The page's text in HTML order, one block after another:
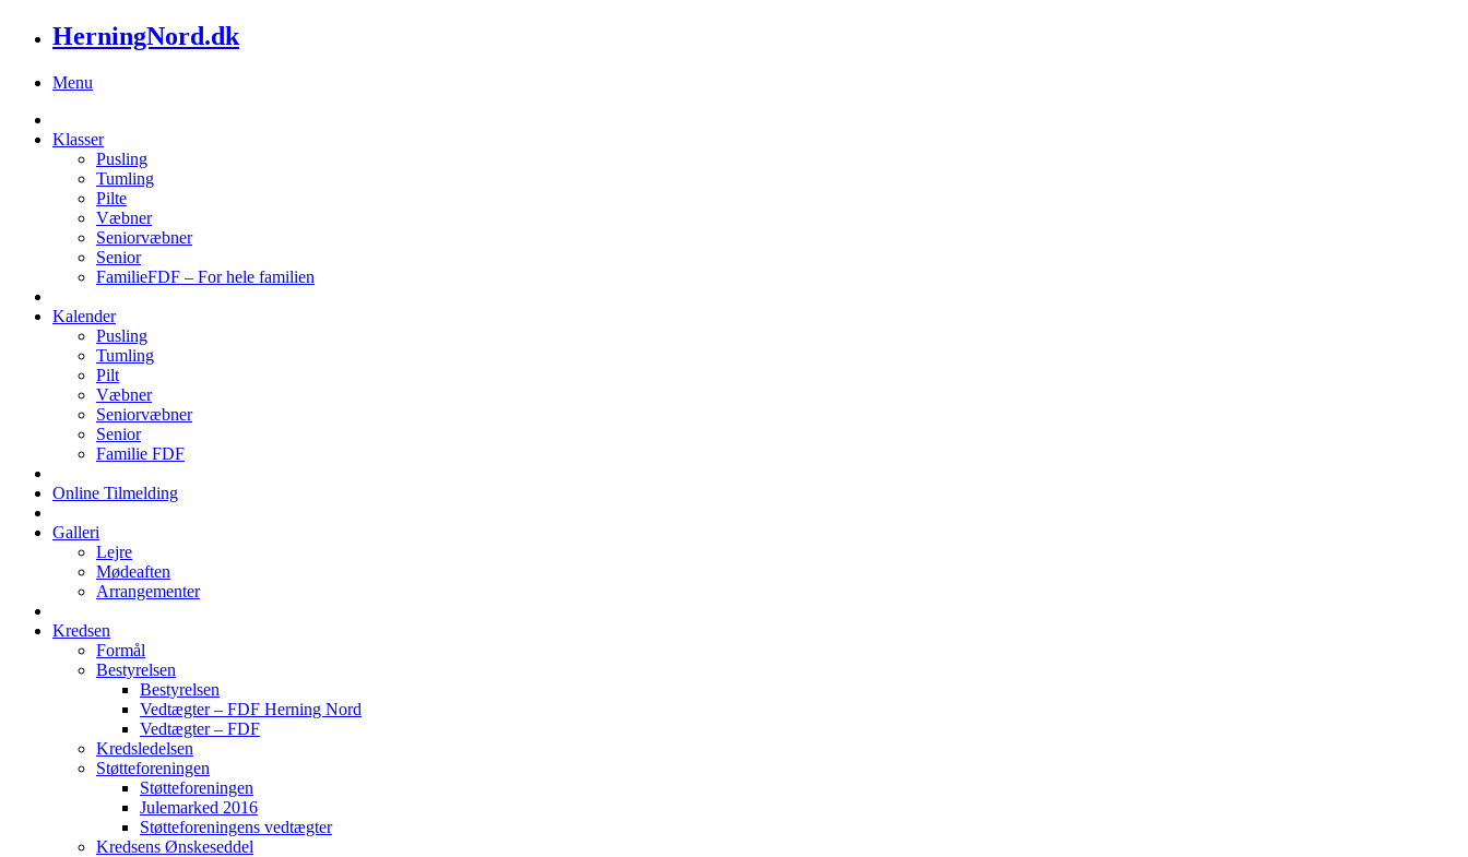
HerningNord.dk
Menu
Klasser
Pusling
Tumling
Pilte
Væbner
Seniorvæbner
Senior
FamilieFDF – For hele familien
Kalender
Pusling
Tumling
Pilt
Væbner
Seniorvæbner
Senior
Familie FDF
Online Tilmelding
Galleri
Lejre
Mødeaften
Arrangementer
Kredsen
Formål
Bestyrelsen
Bestyrelsen
Vedtægter – FDF Herning Nord
Vedtægter – FDF
Kredsledelsen
Støtteforeningen
Støtteforeningen
Julemarked 2016
Støtteforeningens vedtægter
Kredsens Ønskeseddel